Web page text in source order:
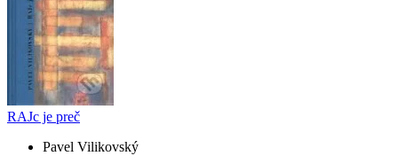
RAJc je preč
Pavel Vilikovský